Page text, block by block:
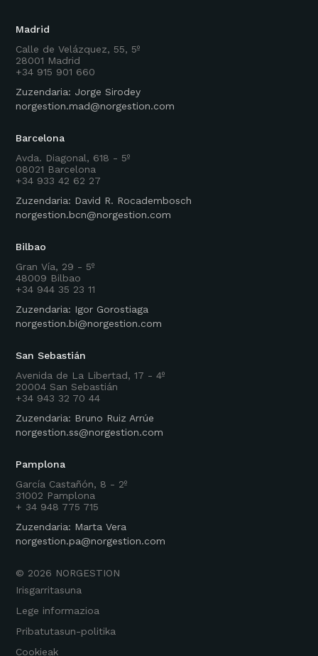
Madrid
Calle de Velázquez, 55, 5º
28001 Madrid
+34 915 901 660
Zuzendaria: Jorge Sirodey
norgestion.mad@norgestion.com
Barcelona
Avda. Diagonal, 618 - 5º
08021 Barcelona
+34 933 42 62 27
Zuzendaria: David R. Rocadembosch
norgestion.bcn@norgestion.com
Bilbao
Gran Vía, 29 - 5º
48009 Bilbao
+34 944 35 23 11
Zuzendaria: Igor Gorostiaga
norgestion.bi@norgestion.com
San Sebastián
Avenida de La Libertad, 17 - 4º
20004 San Sebastián
+34 943 32 70 44
Zuzendaria: Bruno Ruiz Arrúe
norgestion.ss@norgestion.com
Pamplona
García Castañón, 8 - 2º
31002 Pamplona
+ 34 948 775 715
Zuzendaria: Marta Vera
norgestion.pa@norgestion.com
Irisgarritasuna
Lege informazioa
Pribatutasun-politika
Cookieak
© 2026 NORGESTION